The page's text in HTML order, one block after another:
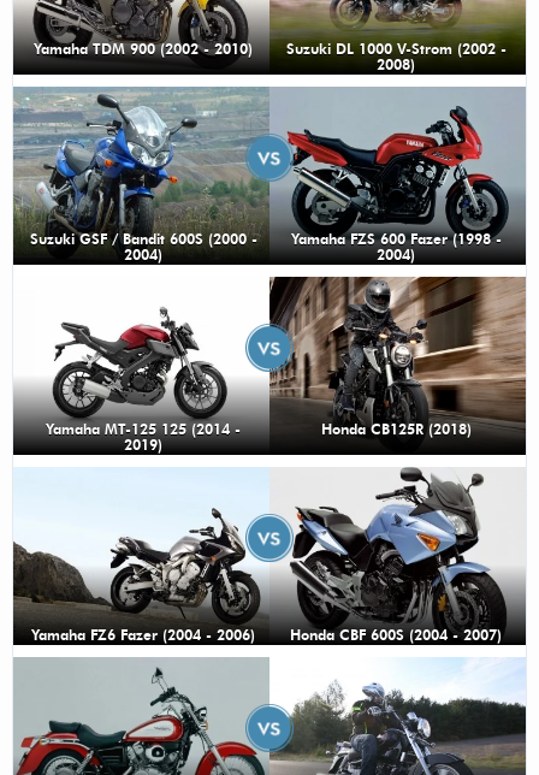
Yamaha TDM 900 (2002 - 2010)
Suzuki DL 1000 V-Strom (2002 -
2008)
Suzuki GSF / Bandit 600S (2000 -
2004)
Yamaha FZS 600 Fazer (1998 -
2004)
Yamaha MT-125 125 (2014 -
2019)
Honda CB125R (2018)
Yamaha FZ6 Fazer (2004 - 2006) Honda CBF 600S (2004 - 2007)